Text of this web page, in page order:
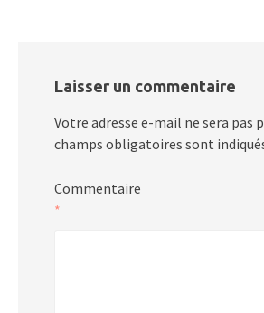
Laisser un commentaire
Votre adresse e-mail ne sera pas
champs obligatoires sont
Commentaire
*